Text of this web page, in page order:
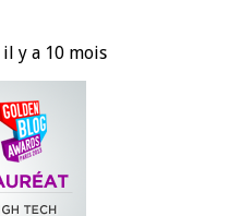
il y a 10 mois